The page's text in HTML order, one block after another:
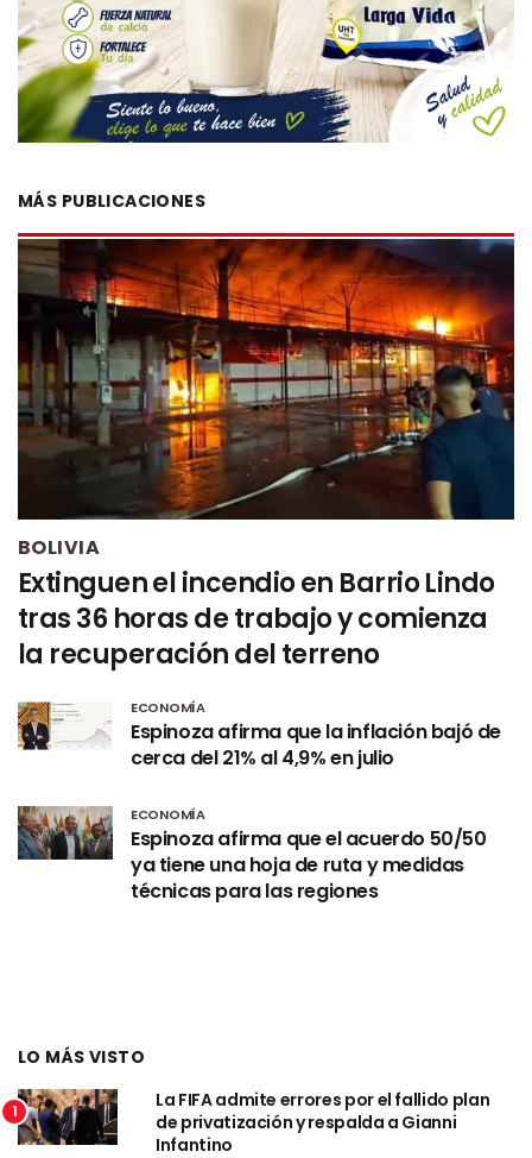
MÁS PUBLICACIONES
BOLIVIA
Extinguen el incendio en Barrio Lindo
tras 36 horas de trabajo y comienza
la recuperación del terreno
ECONOMÍA
Espinoza afirma que la inflación bajó de
cerca del 21% al 4,9% en julio
ECONOMÍA
Espinoza afirma que el acuerdo 50/50
ya tiene una hoja de ruta y medidas
técnicas para las regiones
LO MÁS VISTO
1
La FIFA admite errores por el fallido plan
de privatización y respalda a Gianni
Infantino